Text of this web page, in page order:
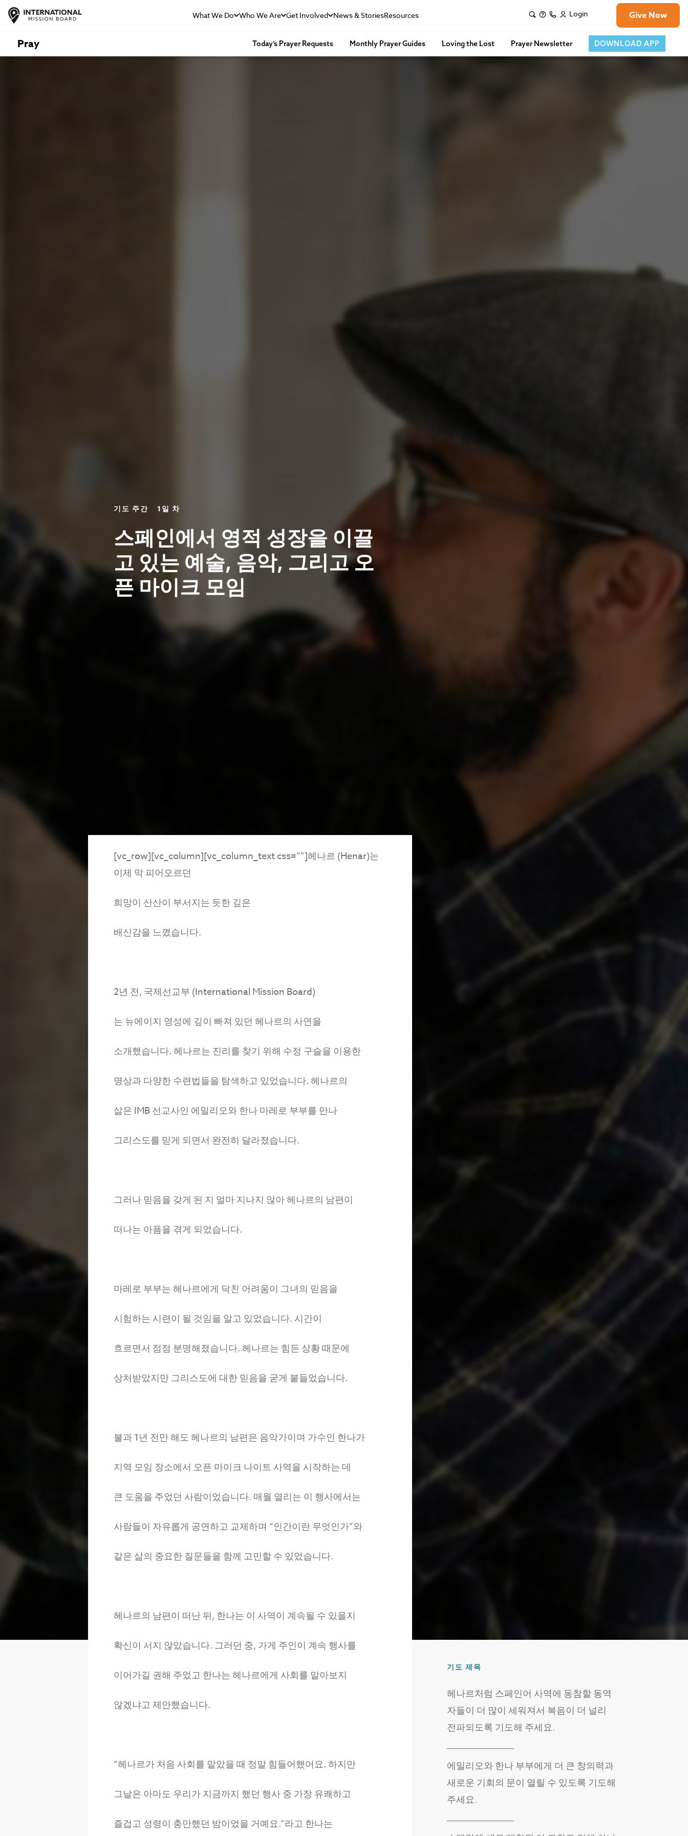
What We Do Who We Are Get Involved News & StoriesResources Login Give Now
Pray Today’s Prayer Requests Monthly Prayer Guides Loving the Lost Prayer Newsletter DOWNLOAD APP
기도 제목
헤나르처럼 스페인어 사역에 동참할 동역
자들이 더 많이 세워져서 복음이 더 널리
전파되도록 기도해 주세요.
에밀리오와 한나 부부에게 더 큰 창의력과
새로운 기회의 문이 열릴 수 있도록 기도해
주세요.
기도 주간 1일 차
스페인에서 영적 성장을 이끌
고 있는 예술, 음악, 그리고 오
픈 마이크 모임
[vc_row][vc_column][vc_column_text css=””]헤나르 (Henar)는
이제 막피어오르던
희망이 산산이 부서지는 듯한 깊은
배신감을 느꼈습니다.
2년 전, 국제선교부 (International Mission Board)
는 뉴에이지 영성에 깊이 빠져 있던 헤나르의 사연을
소개했습니다.헤나르는 진리를 찾기 위해 수정 구슬을 이용한
명상과다양한수련법들을 탐색하고 있었습니다.헤나르의
삶은 IMB선교사인 에밀리오와한나마레로 부부를 만나
그리스도를 믿게 되면서 완전히 달라졌습니다.
그러나 믿음을 갖게 된 지 얼마지나지 않아헤나르의 남편이
떠나는 아픔을 겪게 되었습니다.
마레로 부부는헤나르에게 닥친 어려움이 그녀의 믿음을
시험하는 시련이 될 것임을 알고 있었습니다. 시간이
흐르면서 점점 분명해졌습니다.헤나르는 힘든 상황때문에
상처받았지만그리스도에 대한 믿음을 굳게 붙들었습니다.
불과1년 전만해도헤나르의 남편은 음악가이며 가수인 한나가
지역 모임 장소에서 오픈 마이크 나이트 사역을 시작하는 데
큰 도움을 주었던 사람이었습니다. 매월 열리는 이 행사에서는
사람들이 자유롭게 공연하고 교제하며 “인간이란무엇인가”와
같은 삶의 중요한 질문들을 함께 고민할수 있었습니다.
헤나르의 남편이 떠난뒤, 한나는 이 사역이 계속될 수 있을지
확신이 서지 않았습니다. 그러던 중, 가게 주인이 계속 행사를
이어가길 권해 주었고 한나는헤나르에게 사회를 맡아보지
않겠냐고제안했습니다.
“헤나르가처음 사회를 맡았을때 정말힘들어했어요.하지만
그날은 아마도 우리가지금까지 했던 행사중 가장유쾌하고
즐겁고 성령이 충만했던 밤이었을 거예요.”라고 한나는